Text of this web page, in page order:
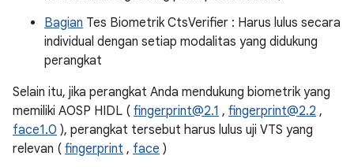
Bagian Tes Biometrik CtsVerifier : Harus lulus secara
individual dengan setiap modalitas yang didukung
perangkat
Selain itu, jika perangkat Anda mendukung biometrik yang
memiliki AOSP HIDL ( fingerprint@2.1 , fingerprint@2.2 ,
face1.0 ), perangkat tersebut harus lulus uji VTS yang
relevan ( fingerprint , face )